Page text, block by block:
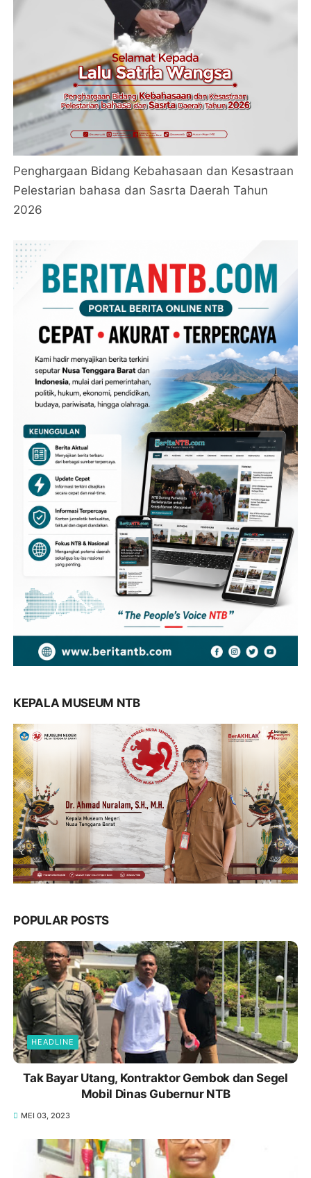
Penghargaan Bidang Kebahasaan dan Kesastraan
Pelestarian bahasa dan Sasrta Daerah Tahun
2026
KEPALA MUSEUM NTB
POPULAR POSTS
HEADLINE
Tak Bayar Utang, Kontraktor Gembok dan Segel
Mobil Dinas Gubernur NTB
MEI 03, 2023